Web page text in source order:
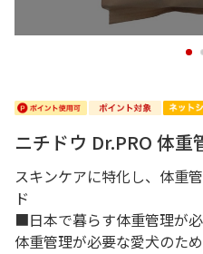
1
ニチドウ Dr.PRO 体重
スキンケアに特化し、体重
ド
■日本で暮らす体重管理が
体重管理が必要な愛犬のた